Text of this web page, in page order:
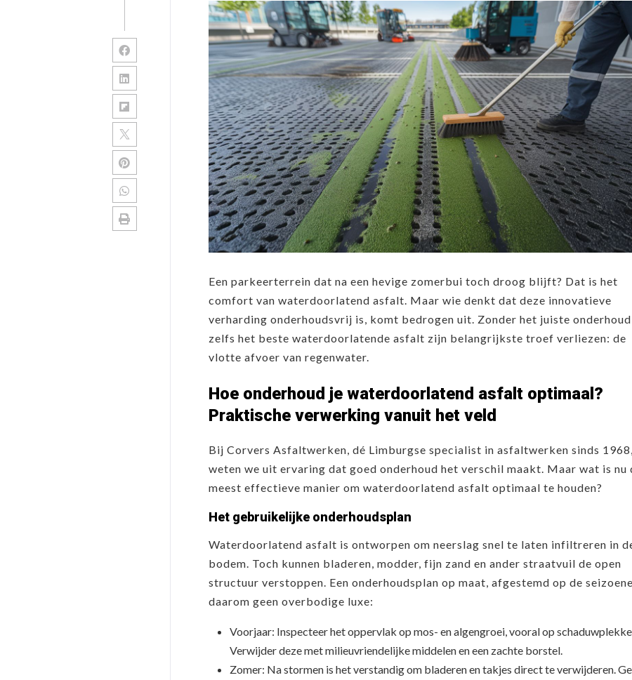
Een parkeerterrein dat na een hevige zomerbui toch droog blijft? Dat is het
comfort van waterdoorlatend asfalt. Maar wie denkt dat deze innovatieve
verharding onderhoudsvrij is, komt bedrogen uit. Zonder het juiste
zelfs het beste waterdoorlatende asfalt zijn belangrijkste troef verliezen: de
vlotte afvoer van regenwater.
Hoe onderhoud je waterdoorlatend asfalt optimaal?
Praktische verwerking vanuit het veld
Bij Corvers Asfaltwerken, dé Limburgse specialist in asfaltwerken sinds 1968,
weten we uit ervaring dat goed onderhoud het verschil maakt. Maar wat is nu
meest effectieve manier om waterdoorlatend asfalt optimaal te houden?
Het gebruikelijke onderhoudsplan
Waterdoorlatend asfalt is ontworpen om neerslag snel te laten infiltreren in
bodem. Toch kunnen bladeren, modder, fijn zand en ander straatvuil de open
structuur verstoppen. Een onderhoudsplan op maat, afgestemd op de
daarom geen overbodige luxe:
Voorjaar: Inspecteer het oppervlak op mos- en algengroei, vooral op
Verwijder deze met milieuvriendelijke middelen en een zachte borstel.
Zomer: Na stormen is het verstandig om bladeren en takjes direct te verwijderen.